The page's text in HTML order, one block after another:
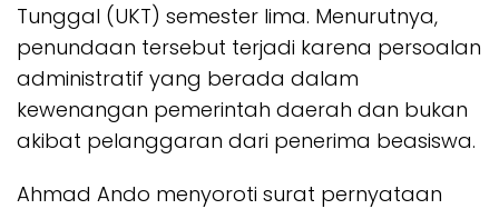
Tunggal (UKT) semester lima. Menurutnya,
penundaan tersebut terjadi karena persoalan
administratif yang berada dalam
kewenangan pemerintah daerah dan bukan
akibat pelanggaran dari penerima beasiswa.
Ahmad Ando menyoroti surat pernyataan